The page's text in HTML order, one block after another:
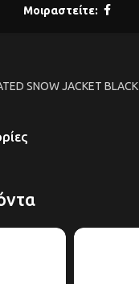
Μοιραστείτε:
SNOW JACKET BLACK